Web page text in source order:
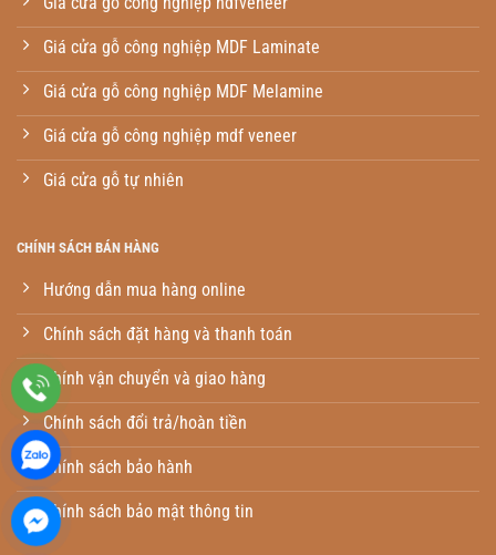
Giá cửa gỗ công nghiệp MDF Laminate
Giá cửa gỗ công nghiệp MDF Melamine
Giá cửa gỗ công nghiệp mdf veneer
Giá cửa gỗ tự nhiên
CHÍNH SÁCH BÁN HÀNG
Hướng dẫn mua hàng online
Chính sách đặt hàng và thanh toán
Chính vận chuyển và giao hàng
Chính sách đổi trả/hoàn tiền
Chính sách bảo hành
Chính sách bảo mật thông tin